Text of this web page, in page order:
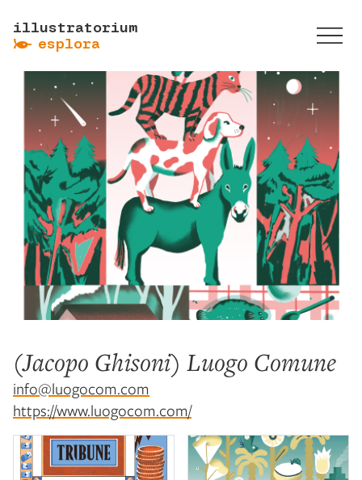
illustratorium
ẞ esplora
(Jacopo Ghisoni) Luogo Comune
info@luogocom.com
https://www.luogocom.com/